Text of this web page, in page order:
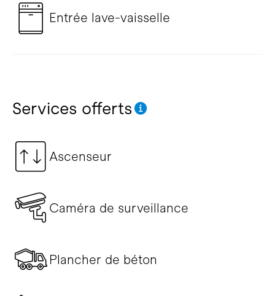
Entrée lave-vaisselle
Services offerts
Ascenseur
Caméra de surveillance
Plancher de béton